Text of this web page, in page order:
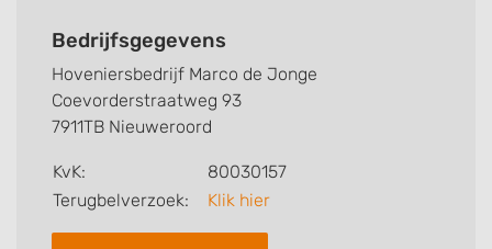
bedrijf, zo kunt u snel zien welke zaken
verzorgen. Tenslotte kunt een beoordeling of review
achterlaten als u al ervaring heeft met dit bedrijf.
Zoekt u een ander bedrijf? Bekijk dan andere
hoveniers en bedrijven inNieuweroord
Bedrijfsgegevens
Hoveniersbedrijf Marco de Jonge
Coevorderstraatweg 93
7911TB Nieuweroord
KvK:
80030157
Terugbelverzoek:
Klik hier